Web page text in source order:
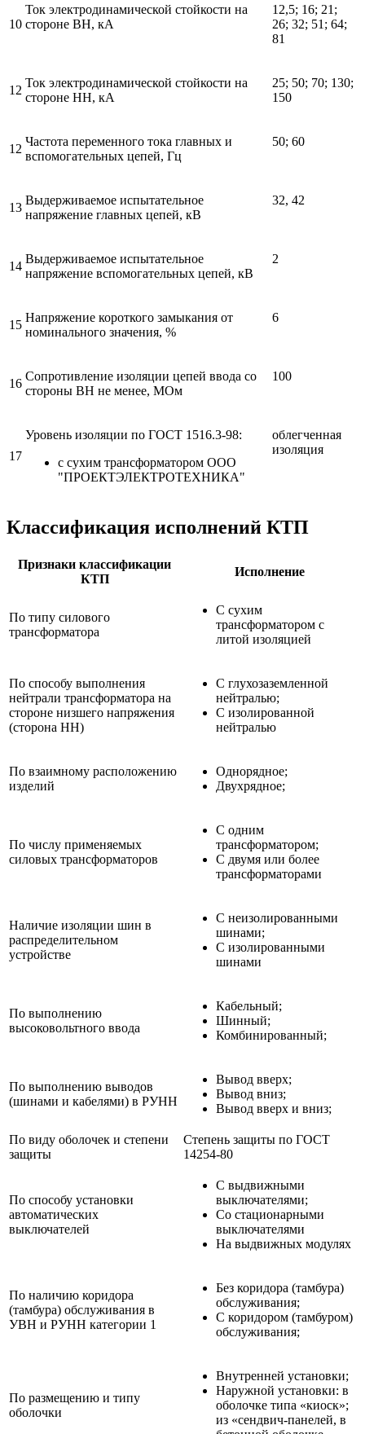
10
Ток электродинамической стойкости на
стороне ВН, кА
12,5; 16; 21;
26; 32; 51; 64;
81
12
Ток электродинамической стойкости на
стороне НН, кА
25; 50; 70; 130;
150
12
Частота переменного тока главных и
вспомогательных цепей, Гц
50; 60
13
Выдерживаемое испытательное
напряжение главных цепей, кВ
32, 42
14
Выдерживаемое испытательное
напряжение вспомогательных цепей, кВ
2
15
Напряжение короткого замыкания от
номинального значения, %
6
16
Сопротивление изоляции цепей ввода со
стороны ВН не менее, МОм
100
17
Уровень изоляции по ГОСТ 1516.3-98:
с сухим трансформатором ООО
"ПРОЕКТЭЛЕКТРОТЕХНИКА"
облегченная
изоляция
Классификация исполнений КТП
Признаки классификации
КТП
Исполнение
По типу силового
трансформатора
С сухим
трансформатором с
литой изоляцией
По способу выполнения
нейтрали трансформатора на
стороне низшего напряжения
(сторона НН)
C глухозаземленной
нейтралью;
C изолированной
нейтралью
По взаимному расположению
изделий
Однорядное;
Двухрядное;
По числу применяемых
силовых трансформаторов
С одним
трансформатором;
С двумя или более
трансформаторами
Наличие изоляции шин в
распределительном
устройстве
С неизолированными
шинами;
С изолированными
шинами
По выполнению
высоковольтного ввода
Кабельный;
Шинный;
Комбинированный;
По выполнению выводов
(шинами и кабелями) в РУНН
Вывод вверх;
Вывод вниз;
Вывод вверх и вниз;
По виду оболочек и степени
защиты
Степень защиты по ГОСТ
14254-80
По способу установки
автоматических
выключателей
С выдвижными
выключателями;
Со стационарными
выключателями
На выдвижных модулях
По наличию коридора
(тамбура) обслуживания в
УВН и РУНН категории 1
Без коридора (тамбура)
обслуживания;
С коридором (тамбуром)
обслуживания;
По размещению и типу
оболочки
Внутренней установки;
Наружной установки: в
оболочке типа «киоск»;
из «сендвич-панелей, в